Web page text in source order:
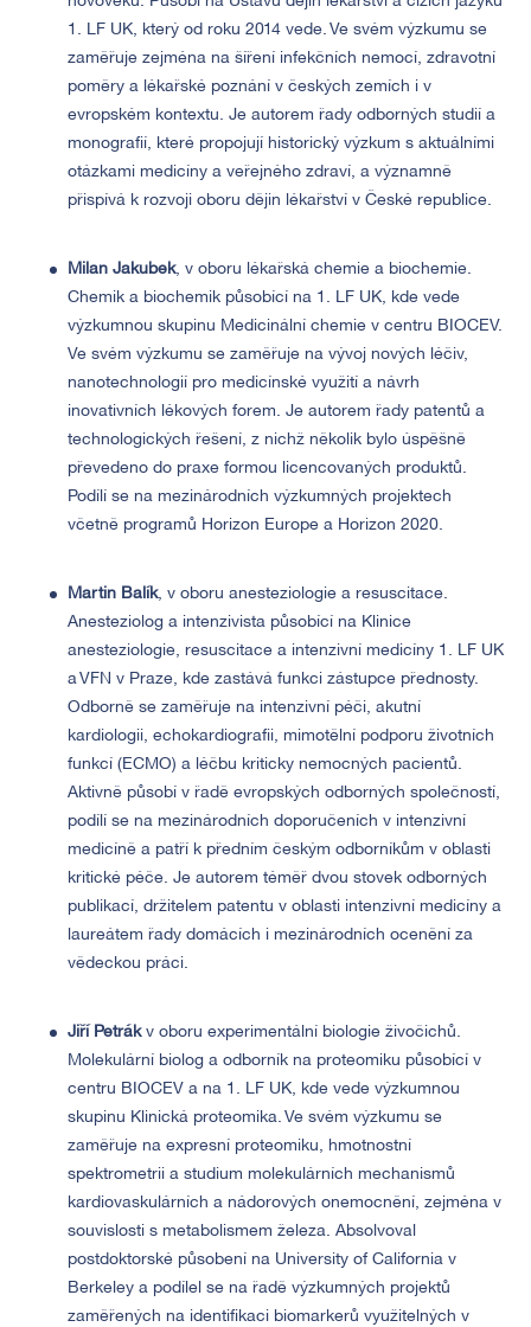
1. LF UK, který od roku 2014 vede. Ve svém výzkumu se
zaměřuje zejména na šíření infekčních nemocí, zdravotní
poměry a lékařské poznání v českých zemích i v
evropském kontextu. Je autorem řady odborných studií a
monografií, které propojují historický výzkum s aktuálními
otázkami medicíny a veřejného zdraví, a významně
přispívá k rozvoji oboru dějin lékařství v České republice.
Milan Jakubek, v oboru lékařská chemie a biochemie.
Chemik a biochemik působící na 1. LF UK, kde vede
výzkumnou skupinu Medicinální chemie v centru BIOCEV.
Ve svém výzkumu se zaměřuje na vývoj nových léčiv,
nanotechnologií pro medicínské využití a návrh
inovativních lékových forem. Je autorem řady patentů a
technologických řešení, z nichž několik bylo úspěšně
převedeno do praxe formou licencovaných produktů.
Podílí se na mezinárodních výzkumných projektech
včetně programů Horizon Europe a Horizon 2020.
Martin Balík, v oboru anesteziologie a resuscitace.
Anesteziolog a intenzivista působící na Klinice
anesteziologie, resuscitace a intenzivní medicíny 1. LF UK
a VFN v Praze, kde zastává funkci zástupce přednosty.
Odborně se zaměřuje na intenzivní péči, akutní
kardiologii, echokardiografii, mimotělní podporu životních
funkcí (ECMO) a léčbu kriticky nemocných pacientů.
Aktivně působí v řadě evropských odborných společností,
podílí se na mezinárodních doporučeních v intenzivní
medicíně a patří k předním českým odborníkům v oblasti
kritické péče. Je autorem téměř dvou stovek odborných
publikací, držitelem patentu v oblasti intenzivní medicíny a
laureátem řady domácích i mezinárodních ocenění za
vědeckou práci.
Jiří Petrákv oboru experimentální biologie živočichů.
Molekulární biolog a odborník na proteomiku působící v
centru BIOCEV a na 1. LF UK, kde vede výzkumnou
skupinu Klinická proteomika. Ve svém výzkumu se
zaměřuje na expresní proteomiku, hmotnostní
spektrometrii a studium molekulárních mechanismů
kardiovaskulárních a nádorových onemocnění, zejména v
souvislosti s metabolismem železa. Absolvoval
postdoktorské působení na University of California v
Berkeley a podílel se na řadě výzkumných projektů
zaměřených na identifikaci biomarkerů využitelných v